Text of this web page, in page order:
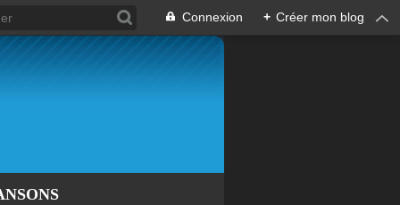
Connexion + Créer mon blog